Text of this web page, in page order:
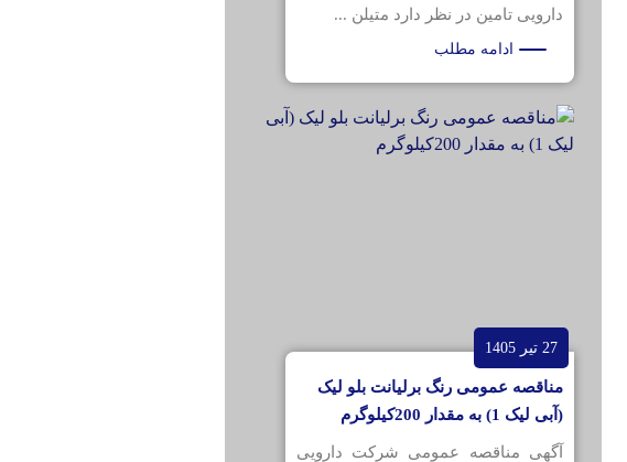
دارویی تامین در نظر دارد متیلن ...
ادامه مطلب
27 تیر 1405
مناقصه عمومی رنگ برلیانت بلو لیک
(آبی لیک 1) به مقدار 200کیلوگرم
آگهی مناقصه عمومی شرکت دارویی